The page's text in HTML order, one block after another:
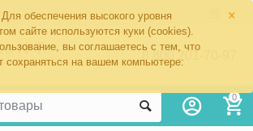
×
Для обеспечения высокого уровня
сайте используются куки (cookies).
вы соглашаетесь с тем, что
сохраняться на вашем компьютере:8 800 201-70-97
0